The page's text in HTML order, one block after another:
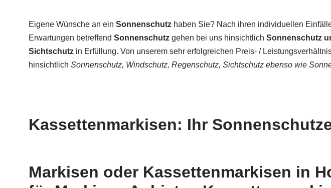
Eigene Wünsche an ein Sonnenschutz haben Sie? Nach ihren individuellen
Erwartungen betreffend Sonnenschutz gehen bei uns hinsichtlich Sonnenschutz
Sichtschutz in Erfüllung. Von unserem sehr erfolgreichen Preis- /
hinsichtlich Sonnenschutz, Windschutz, Regenschutz, Sichtschutz ebenso wie
Kassettenmarkisen: Ihr
Markisen oder Kassettenmarkisen in